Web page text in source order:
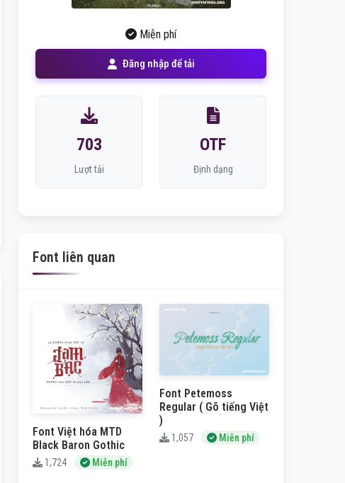
Miễn phí
Đăng nhập để tải
703
Lượt tải
OTF
Định dạng
Font liên quan
Font Việt hóa MTD
Black Baron Gothic
1,724 Miễn phí
Font Petemoss
Regular ( Gõ tiếng Việt
)
1,057 Miễn phí